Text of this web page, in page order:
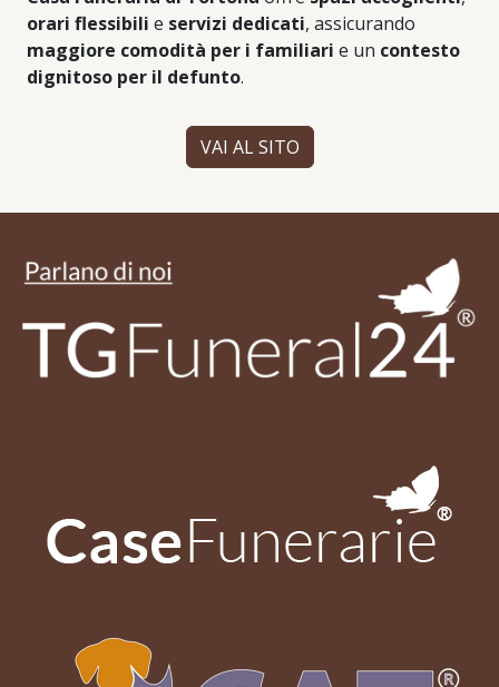
orari flessibili e servizi dedicati, assicurando
maggiore comodità per i familiari e un contesto
dignitoso per il defunto.
VAI AL SITO